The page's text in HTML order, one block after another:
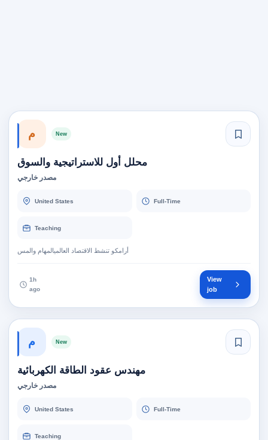
م New
محلل أول للاستراتيجية والسوق
مصدر خارجي
United States Full-Time
Teaching
أرامكو تنشط الاقتصاد العالميالمهام والمس
1h
ago
View
job
م New
مهندس عقود الطاقة الكهربائية
مصدر خارجي
United States Full-Time
Teaching